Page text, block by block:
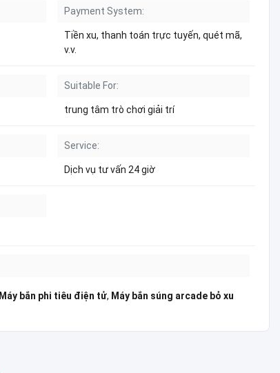
Payment System:
Tiền xu, thanh toán trực tuyến, quét mã,
v.v.
Suitable For:
trung tâm trò chơi giải trí
Service:
Dịch vụ tư vấn 24 giờ
Máy bắn phi tiêu điện tử, Máy bắn súng arcade bỏ xu